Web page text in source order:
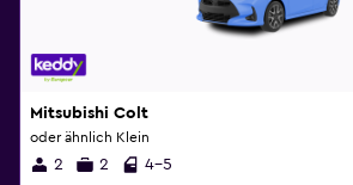
Mitsubishi Colt
oder ähnlich Klein
2 2 4-5